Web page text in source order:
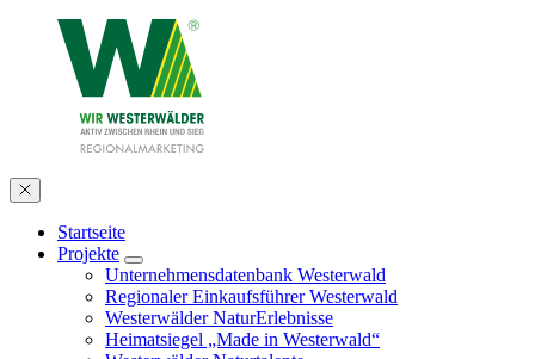
Startseite
Projekte
Unternehmensdatenbank Westerwald
Regionaler Einkaufsführer Westerwald
Westerwälder NaturErlebnisse
Heimatsiegel „Made in Westerwald“